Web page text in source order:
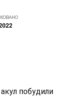
побудили